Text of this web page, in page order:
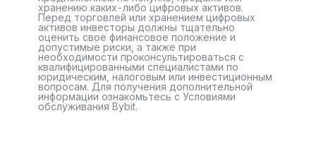
хранению каких-либо цифровых активов.
Перед торговлей или хранением цифровых
активов инвесторы должны тщательно
оценить свое финансовое положение и
допустимые риски, а также при
необходимости проконсультироваться с
квалифицированными специалистами по
юридическим, налоговым или инвестиционным
вопросам. Для получения дополнительной
информации ознакомьтесь с Условиями
обслуживания Bybit.